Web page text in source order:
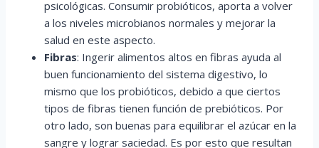
psicológicas. Consumir probióticos, aporta a volver
a los niveles microbianos normales y mejorar la
salud en este aspecto.
Fibras: Ingerir alimentos altos en fibras ayuda al
buen funcionamiento del sistema digestivo, lo
mismo que los probióticos, debido a que ciertos
tipos de fibras tienen función de prebióticos. Por
otro lado, son buenas para equilibrar el azúcar en la
sangre y lograr saciedad. Es por esto que resultan